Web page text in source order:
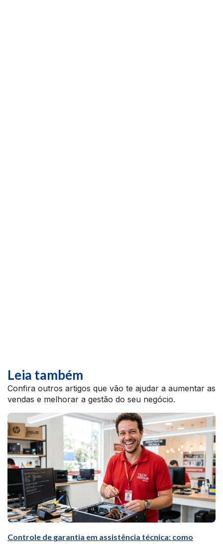
Leia também
Confira outros artigos que vão te ajudar a aumentar as
vendas e melhorar a gestão do seu negócio.
Controle de garantia em assistência técnica: como